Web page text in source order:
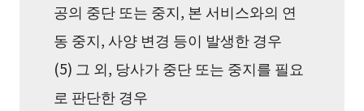
공의 중단 또는 중지, 본 서비스와의 연
동 중지, 사양 변경 등이 발생한 경우
(5) 그 외, 당사가 중단 또는 중지를 필요
로 판단한 경우